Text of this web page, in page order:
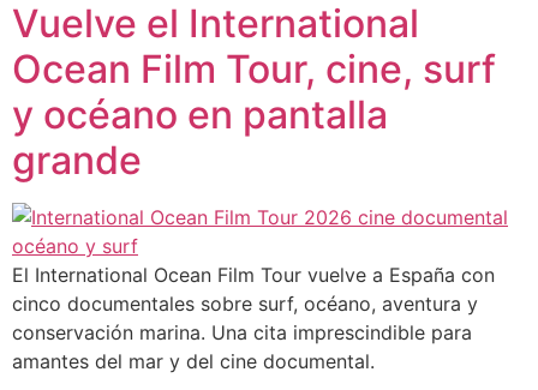
Vuelve el International
Ocean Film Tour, cine, surf
y océano en pantalla
grande
El International Ocean Film Tour vuelve a España con
cinco documentales sobre surf, océano, aventura y
conservación marina. Una cita imprescindible para
amantes del mar y del cine documental.